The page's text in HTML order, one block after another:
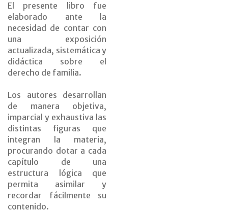
El presente libro fue
elaborado ante la
necesidad de contar con
una exposición
actualizada, sistemática y
didáctica sobre el
derecho de familia.
Los autores desarrollan
de manera objetiva,
imparcial y exhaustiva las
distintas figuras que
integran la materia,
procurando dotar a cada
capítulo de una
estructura lógica que
permita asimilar y
recordar fácilmente su
contenido.